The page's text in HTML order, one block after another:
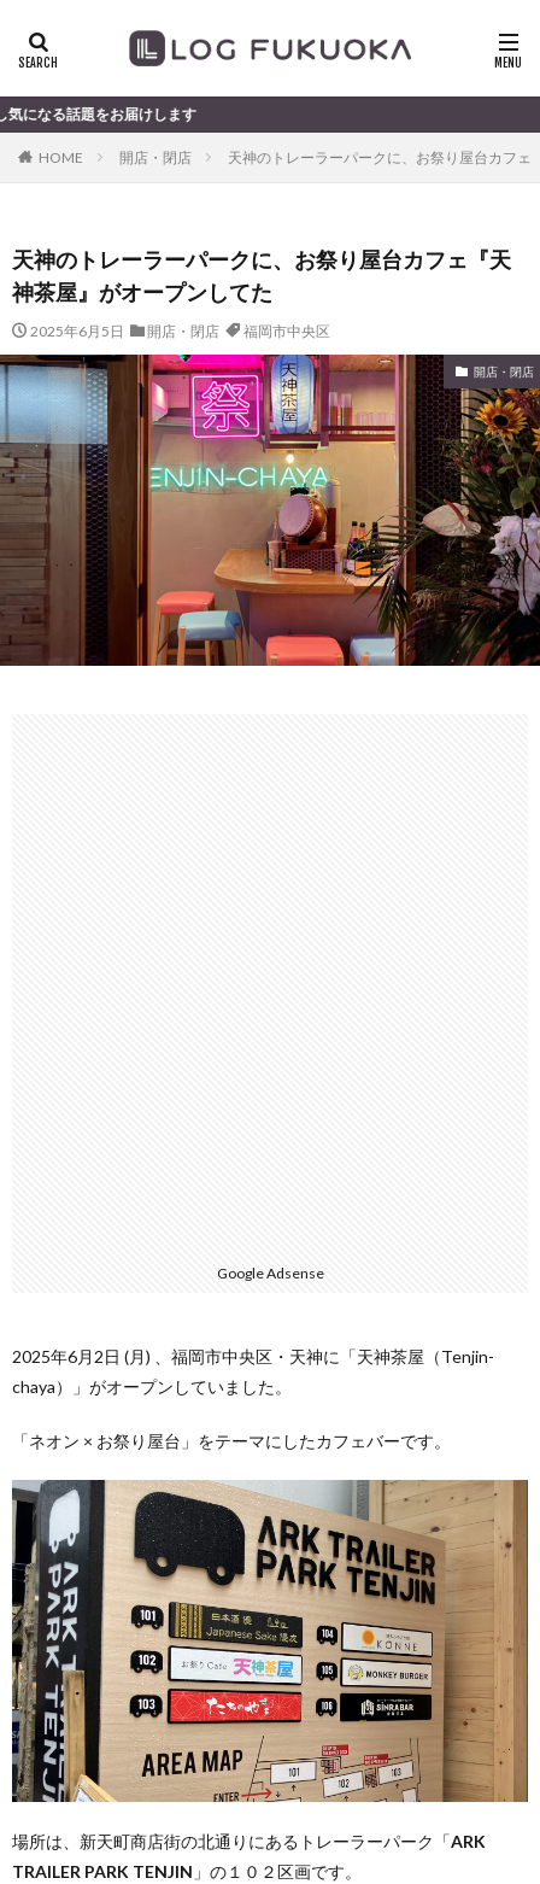
お届けします
HOME 開店・閉店 天神のトレーラーパークに、お祭り屋台カフェ
天神のトレーラーパークに、お祭り屋台カフェ『天
神茶屋』がオープンしてた
2025年6月5日 開店・閉店 福岡市中央区
開店・閉店
Google Adsense
2025年6月2日 (月) 、福岡市中央区・天神に「天神茶屋（Tenjin-
chaya）」がオープンしていました。
「ネオン × お祭り屋台」をテーマにしたカフェバーです。
場所は、新天町商店街の北通りにあるトレーラーパーク「ARK
TRAILER PARK TENJIN 」の１０２区画です。